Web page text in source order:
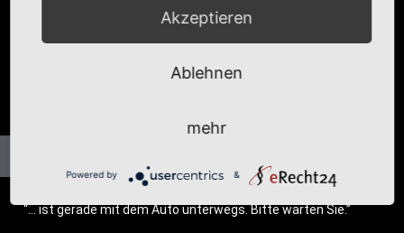
“… ist gera­de mit dem Auto unter­wegs. Bit­te war­ten Sie.”
Akzeptieren
Ablehnen
mehr
Powered by &